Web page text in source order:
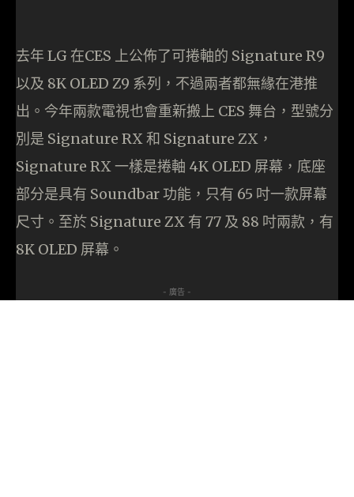
去年 LG 在CES 上公佈了可捲軸的 Signature R9
以及 8K OLED Z9 系列，不過兩者都無緣在港推
出。今年兩款電視也會重新搬上 CES 舞台，型號分
別是 Signature RX 和 Signature ZX，
Signature RX 一樣是捲軸 4K OLED 屏幕，底座
部分是具有 Soundbar 功能，只有 65 吋一款屏幕
尺寸。至於 Signature ZX 有 77 及 88 吋兩款，有
8K OLED 屏幕。
- 廣告 -